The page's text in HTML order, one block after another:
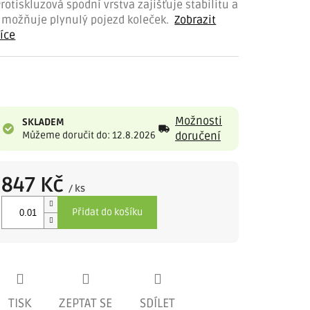
SKLADEM
Můžeme doručit do: 12.8.2026
Možnosti
doručení
spodní vrstva zajišťuje stabilitu a
plynulý pojezd koleček. Zobrazit
TISK ZEPTAT SE SDÍLET
847 Kč/ ks
cena:
Přidat do košíku